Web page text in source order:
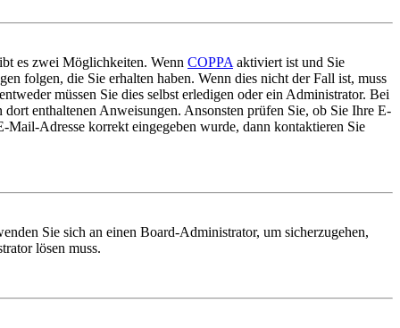
es zwei Möglichkeiten. Wenn COPPA aktiviert ist und Sie
folgen, die Sie erhalten haben. Wenn dies nicht der Fall ist, muss
müssen Sie dies selbst erledigen oder ein Administrator. Bei
enthaltenen Anweisungen. Ansonsten prüfen Sie, ob Sie Ihre E-
Adresse korrekt eingegeben wurde, dann kontaktieren Sie
Sie sich an einen Board-Administrator, um sicherzugehen,
lösen muss.